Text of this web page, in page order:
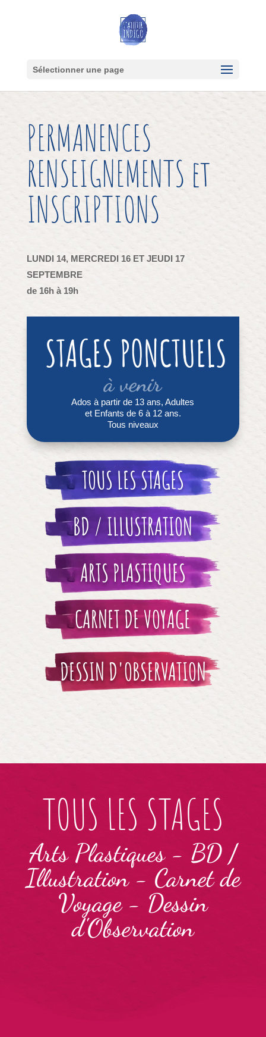
Sélectionner une page
PERMANENCES
RENSEIGNEMENTS et
INSCRIPTIONS
LUNDI 14, MERCREDI 16 ET JEUDI 17
SEPTEMBRE
de 16h à 19h
STAGES PONCTUELS
à venir
Ados à partir de 13 ans, Adultes
et Enfants de 6 à 12 ans.
Tous niveaux
TOUS LES STAGES
BD / ILLUSTRATION
ARTS PLASTIQUES
CARNET DE VOYAGE
DESSIN D'OBSERVATION
TOUS LES STAGES
Arts Plastiques- BD /
Illustration- Carnet de
Voyage- Dessin
d'Observation